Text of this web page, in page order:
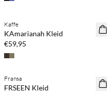
NEUHEITEN
Kaffe
KAmarianah Kleid
€59,95
NEUHEITEN
Kaufe mind. 2 & spare 20 %
Fransa
FRSEEN Kleid